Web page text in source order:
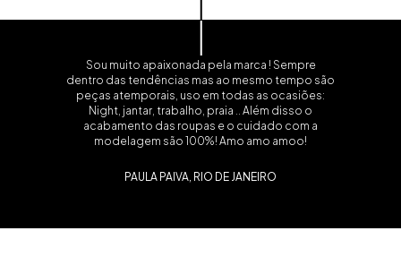
Sou muito apaixonada pela marca ! Sempre
dentro das tendências mas ao mesmo tempo são
peças atemporais, uso em todas as ocasiões:
Night, jantar, trabalho, praia .. Além disso o
acabamento das roupas e o cuidado com a
modelagem são 100%! Amo amo amoo!
PAULA PAIVA, RIO DE JANEIRO